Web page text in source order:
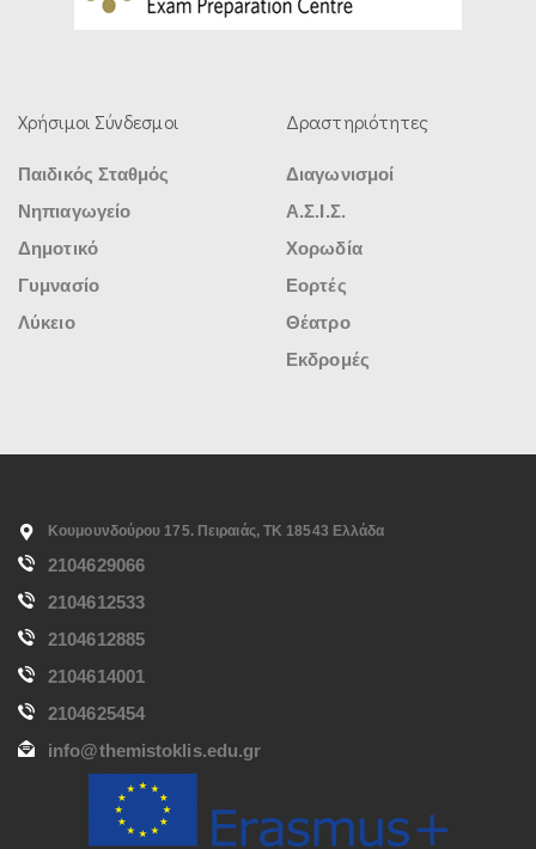
Χρήσιμοι Σύνδεσμοι
Παιδικός Σταθμός
Νηπιαγωγείο
Δημοτικό
Γυμνασίο
Λύκειο
Δραστηριότητες
Διαγωνισμοί
Α.Σ.Ι.Σ.
Χορωδία
Εορτές
Θέατρο
Εκδρομές
Κουμουνδούρου 175. Πειραιάς, ΤΚ 18543 Ελλάδα
2104629066
2104612533
2104612885
2104614001
2104625454
info@themistoklis.edu.gr